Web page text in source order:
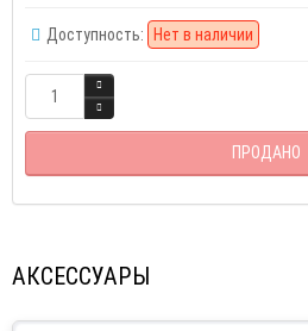
Доступность: Нет в наличии
ПРОДАНО
АКСЕССУАРЫ